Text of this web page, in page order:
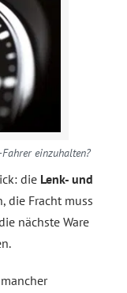
einzuhalten?
die Lenk- und
die Fracht muss
nächste Ware